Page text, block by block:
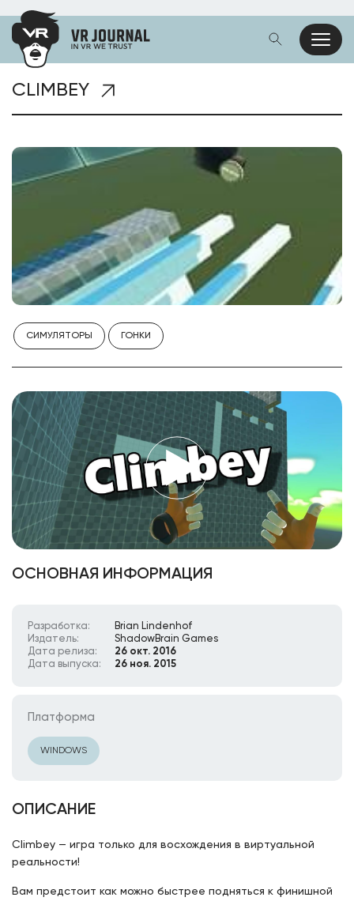
CLIMBEY
СИМУЛЯТОРЫ ГОНКИ
ОСНОВНАЯ ИНФОРМАЦИЯ
Разработка:
Brian Lindenhof
Издатель:
ShadowBrain Games
Дата релиза:
26 окт. 2016
Дата выпуска:
26 ноя. 2015
Платформа
WINDOWS
ОПИСАНИЕ
Climbey — игра только для восхождения в виртуальной
реальности!
Вам предстоит как можно быстрее подняться к финишной